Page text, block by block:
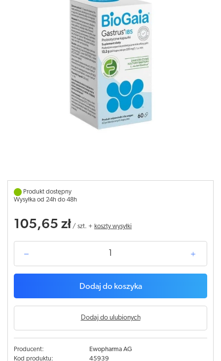
Produkt dostępny
Wysyłka od 24h do 48h
105,65 zł / szt. + koszty wysyłki
Dodaj do koszyka
Dodaj do ulubionych
Producent:
Ewopharma AG
Kod produktu:
45939